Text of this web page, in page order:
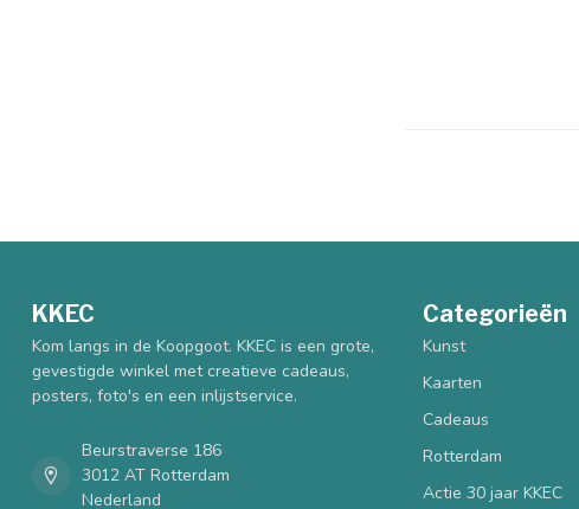
KKEC
Kom langs in de Koopgoot. KKEC is een grote,
gevestigde winkel met creatieve cadeaus,
posters, foto's en een inlijstservice.
Beurstraverse 186
3012 AT Rotterdam
Nederland
Categorieën
Kunst
Kaarten
Cadeaus
Rotterdam
Actie 30 jaar KKEC